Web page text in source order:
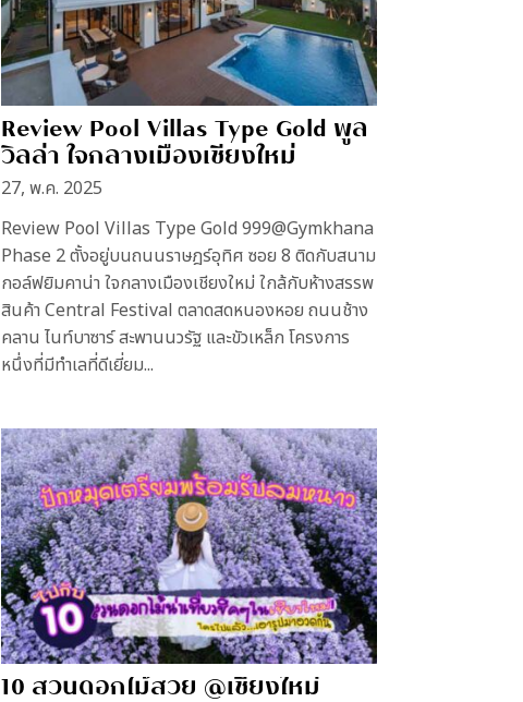
Review Pool Villas Type Gold พูล
วิลล่า ใจกลางเมืองเชียงใหม่
27, พ.ค. 2025
Review Pool Villas Type Gold 999@Gymkhana
Phase 2 ตั้งอยู่บนถนนราษฎร์อุทิศ ซอย 8 ติดกับสนาม
กอล์ฟยิมคาน่า ใจกลางเมืองเชียงใหม่ ใกล้กับห้างสรรพ
สินค้า Central Festival ตลาดสดหนองหอย ถนนช้าง
คลาน ไนท์บาซาร์ สะพานนวรัฐ และขัวเหล็ก โครงการ
หนึ่งที่มีทำเลที่ดีเยี่ยม...
10 สวนดอกไม้สวย @เชียงใหม่